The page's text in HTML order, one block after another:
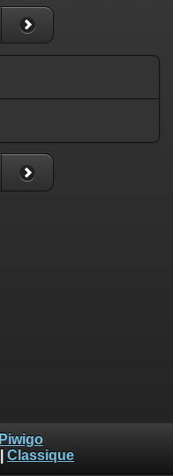
Piwigo
Classique